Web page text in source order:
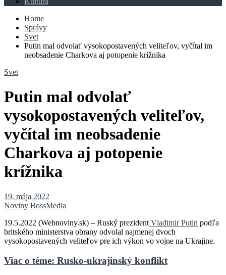
Home
Správy
Svet
Putin mal odvolať vysokopostavených veliteľov, vyčítal im
neobsadenie Charkova aj potopenie krížnika
Svet
Putin mal odvolať
vysokopostavených veliteľov,
vyčítal im neobsadenie
Charkova aj potopenie
krížnika
19. mája 2022
Noviny BossMedia
19.5.2022 (Webnoviny.sk) – Ruský prezident Vladimir Putin podľa
britského ministerstva obrany odvolal najmenej dvoch
vysokopostavených veliteľov pre ich výkon vo vojne na Ukrajine.
Viac o téme: Rusko-ukrajinský konflikt